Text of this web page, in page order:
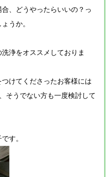
、どうやったらいいの？っ
うか。
浄をオススメしておりま
けてくださったお客様には
そうでない方も一度検討して
す。